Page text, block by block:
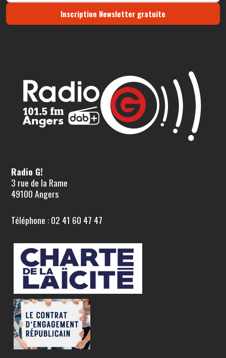
Inscription Newsletter gratuite
Radio G!
3 rue de la Rame
49100 Angers
Téléphone : 02 41 60 47 47